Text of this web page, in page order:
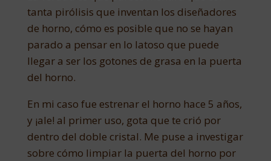
tanta pirólisis que inventan los diseñadores
de horno, cómo es posible que no se hayan
parado a pensar en lo latoso que puede
llegar a ser los gotones de grasa en la puerta
del horno.
En mi caso fue estrenar el horno hace 5 años,
y ¡ale! al primer uso, gota que te crió por
dentro del doble cristal. Me puse a investigar
sobre cómo limpiar la puerta del horno por